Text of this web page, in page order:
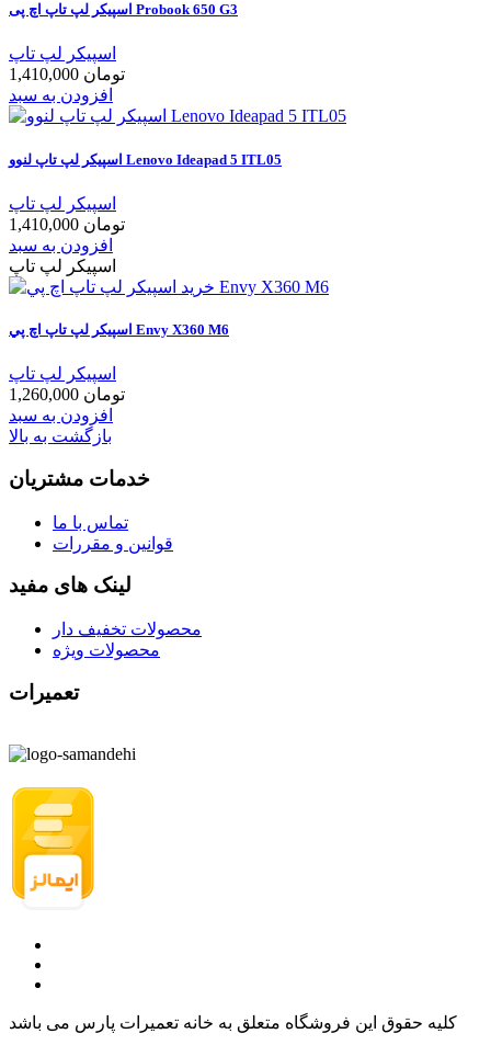
اسپیکر لپ تاپ اچ پی Probook 650 G3
اسپیکر لپ تاپ
1,410,000 تومان
افزودن به سبد
اسپيکر لپ تاپ لنوو Lenovo Ideapad 5 ITL05
اسپیکر لپ تاپ
1,410,000 تومان
افزودن به سبد
اسپیکر لپ تاپ
اسپيکر لپ تاپ اچ پي Envy X360 M6
اسپیکر لپ تاپ
1,260,000 تومان
افزودن به سبد
بازگشت به بالا
خدمات مشتریان
تماس با ما
قوانین و مقررات
لینک های مفید
محصولات تخفیف دار
محصولات ویژه
تعمیرات
کلیه حقوق این فروشگاه متعلق به خانه تعمیرات پارس می باشد